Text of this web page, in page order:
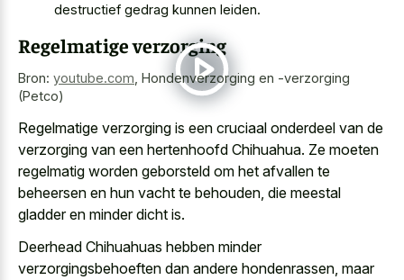
destructief gedrag kunnen leiden.
Regelmatige verzorging
Bron: youtube.com, Hondenverzorging en -verzorging
(Petco)
Regelmatige verzorging is een cruciaal onderdeel van de
verzorging van een hertenhoofd Chihuahua. Ze moeten
regelmatig worden geborsteld om het afvallen te
beheersen en hun vacht te behouden, die meestal
gladder en minder dicht is.
Deerhead Chihuahuas hebben minder
verzorgingsbehoeften dan andere hondenrassen, maar